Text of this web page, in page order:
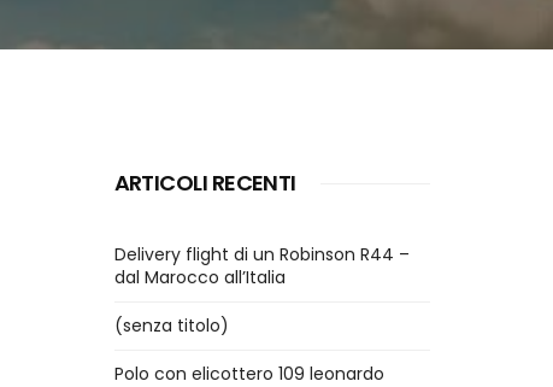
ARTICOLI RECENTI
Delivery flight di un Robinson R44 –
dal Marocco all’Italia
(senza titolo)
Polo con elicottero 109 leonardo